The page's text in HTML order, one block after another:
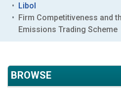
Libol
Firm Competitiveness and
Emissions Trading Scheme
BROWSE